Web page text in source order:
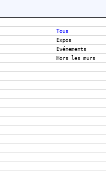
Tous
Expos
Evénements
Hors les murs